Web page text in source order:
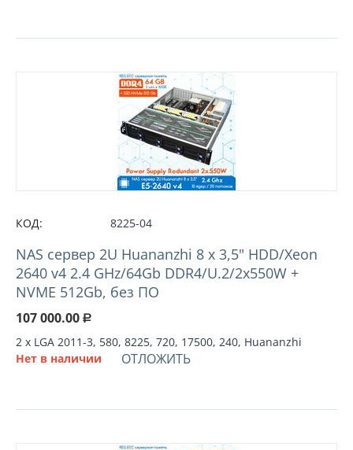
КОД: 8225-04
NAS сервер 2U Huananzhi 8 х 3,5" HDD/Xeon
2640 v4 2.4 GHz/64Gb DDR4/U.2/2x550W +
NVME 512Gb, без ПО
107 000.00 Р
2 х LGA 2011-3, 580, 8225, 720, 17500, 240, Huananzhi
Нет в наличии
ОТЛОЖИТЬ